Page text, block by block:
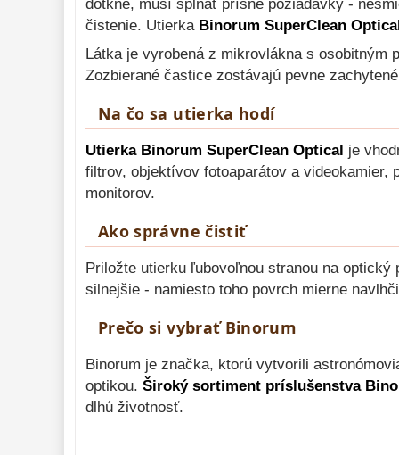
Monokulárne 49
Mikroskopy
Foto stativy 10
Lupy
Literatúra
Darčekové
poukazy
28
dotkne, musí spĺňať prísne požiadavky -
čistenie. Utierka Binorum SuperClean
Látka je vyrobená z mikrovlákna s osobitným
Zozbierané častice zostávajú pevne
Na čo sa utierka hodí
Utierka Binorum SuperClean Optical je
filtrov, objektívov fotoaparátov a
monitorov.
Ako správne čistiť
Priložte utierku ľubovoľnou stranou na
silnejšie - namiesto toho povrch mierne
Prečo si vybrať Binorum
Binorum je značka, ktorú vytvorili
optikou. Široký sortiment príslušenstva
dlhú životnosť.